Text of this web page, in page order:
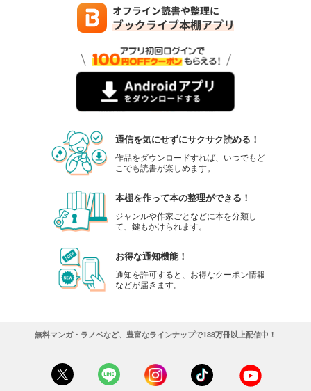
通信を気にせずにサクサク読める！
作品をダウンロードすれば、いつでもど
こでも読書が楽しめます。
本棚を作って本の整理ができる！
ジャンルや作家ごとなどに本を分類し
て、鍵もかけられます。
お得な通知機能！
通知を許可すると、お得なクーポン情報
などが届きます。
無料マンガ・ラノベなど、豊富なラインナップで188万冊以上配信中！